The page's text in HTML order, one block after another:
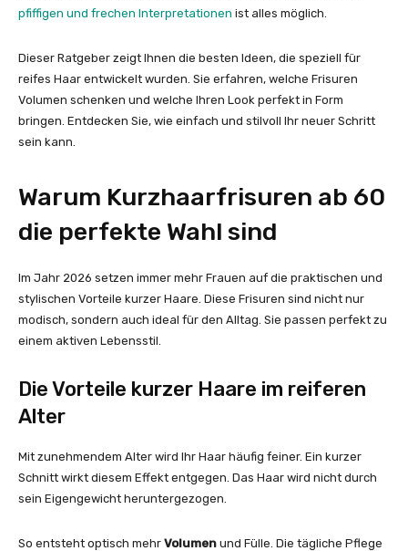
pfiffigen und frechen Interpretationen ist alles möglich.
Dieser Ratgeber zeigt Ihnen die besten Ideen, die speziell für
reifes Haar entwickelt wurden. Sie erfahren, welche Frisuren
Volumen schenken und welche Ihren Look perfekt in Form
bringen. Entdecken Sie, wie einfach und stilvoll Ihr neuer Schritt
sein kann.
Warum Kurzhaarfrisuren ab 60
die perfekte Wahl sind
Im Jahr 2026 setzen immer mehr Frauen auf die praktischen und
stylischen Vorteile kurzer Haare. Diese Frisuren sind nicht nur
modisch, sondern auch ideal für den Alltag. Sie passen perfekt zu
einem aktiven Lebensstil.
Die Vorteile kurzer Haare im reiferen
Alter
Mit zunehmendem Alter wird Ihr Haar häufig feiner. Ein kurzer
Schnitt wirkt diesem Effekt entgegen. Das Haar wird nicht durch
sein Eigengewicht heruntergezogen.
So entsteht optisch mehr Volumen und Fülle. Die tägliche Pflege